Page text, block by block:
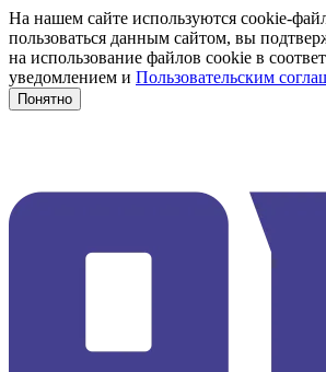
На нашем сайте используются cookie-
пользоваться данным сайтом, вы
на использование файлов cookie в
уведомлением и Пользовательским
Понятно